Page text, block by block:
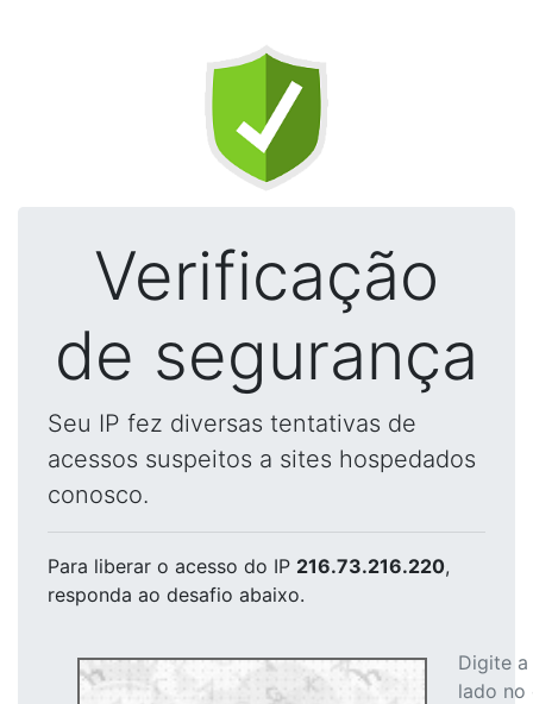
Verificação
de segurança
Seu IP fez diversas tentativas de
acessos suspeitos a sites hospedados
conosco.
Para liberar o acesso do IP 216.73.216.220,
responda ao desafio abaixo.
Digite
lado no